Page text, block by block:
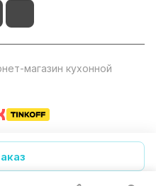
магазин кухонной